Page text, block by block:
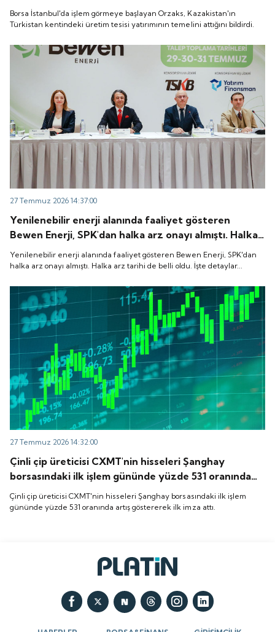
yatırımının temelini attığını bildirdi.
Borsa İstanbul'da işlem görmeye başlayan Orzaks, Kazakistan'ın
Türkistan kentindeki üretim tesisi yatırımının temelini attığını bildirdi.
27 Temmuz 2026 14:37:00
Yenilenebilir enerji alanında faaliyet gösteren
Bewen Enerji, SPK'dan halka arz onayı almıştı. Halka
arz tarihi de belli oldu. İşte detaylar...
Yenilenebilir enerji alanında faaliyet gösteren Bewen Enerji, SPK'dan
halka arz onayı almıştı. Halka arz tarihi de belli oldu. İşte detaylar...
27 Temmuz 2026 14:32:00
Çinli çip üreticisi CXMT'nin hisseleri Şanghay
borsasındaki ilk işlem gününde yüzde 531 oranında
artış göstererek ilk imza attı.
Çinli çip üreticisi CXMT'nin hisseleri Şanghay borsasındaki ilk işlem
gününde yüzde 531 oranında artış göstererek ilk imza attı.